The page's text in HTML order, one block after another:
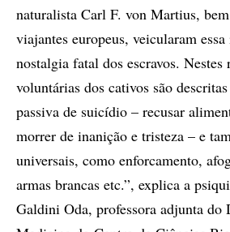
naturalista Carl F. von Martius,
viajantes europeus, veicularam
nostalgia fatal dos escravos. Nestes
voluntárias dos cativos são
passiva de suicídio – recusar
morrer de inanição e tristeza – e
universais, como enforcamento,
armas brancas etc.”, explica a
Galdini Oda, professora adjunta do